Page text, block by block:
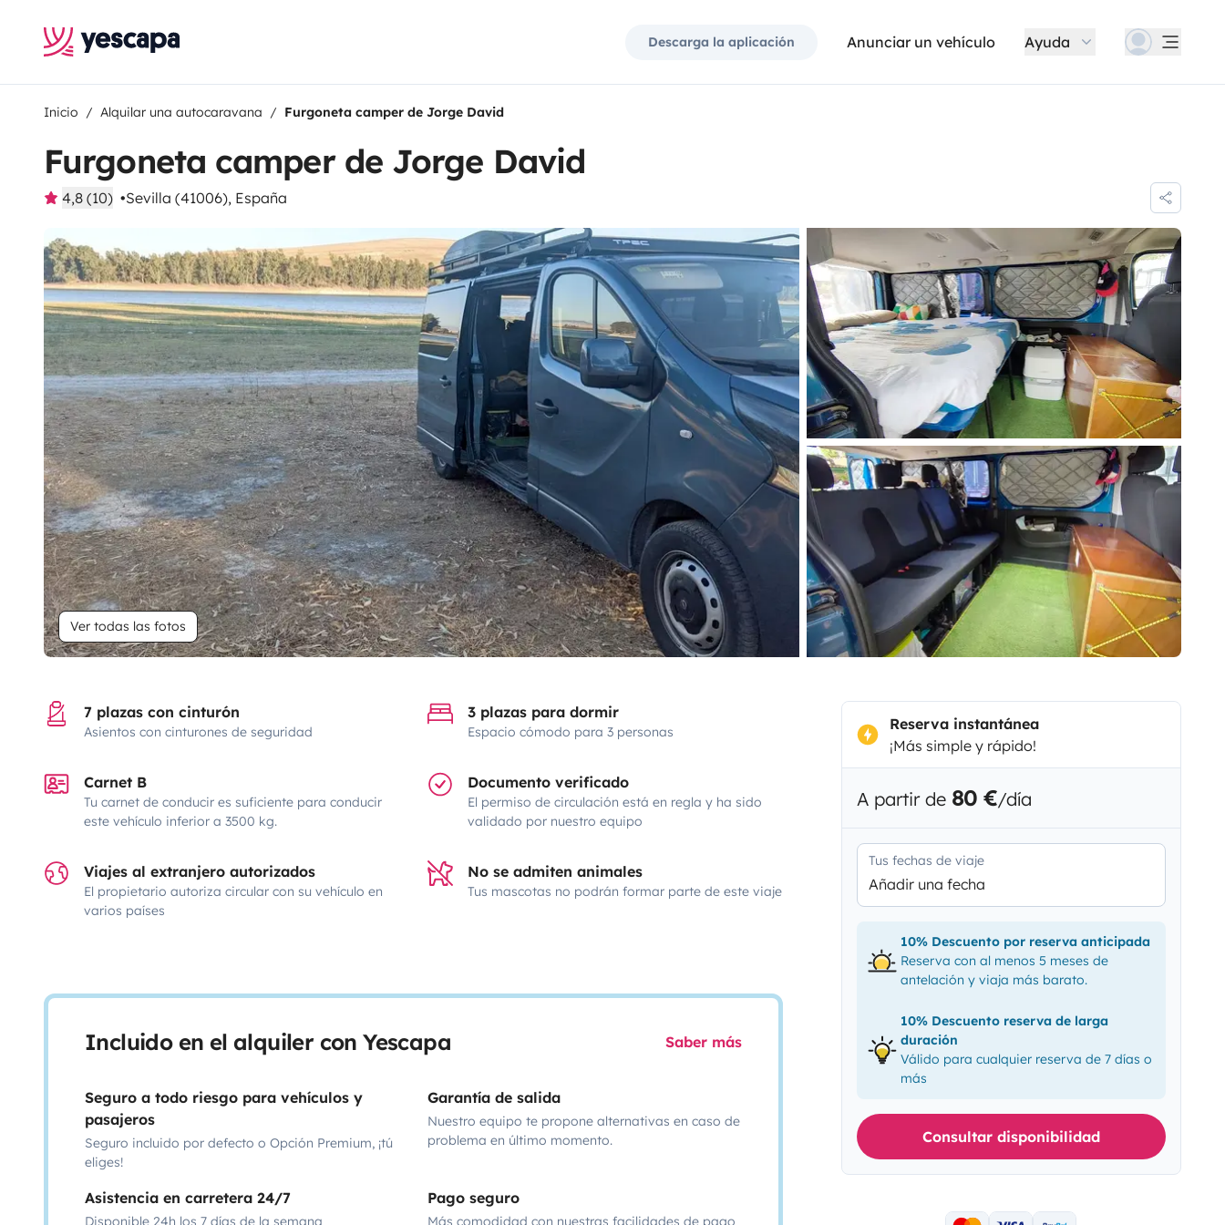
Descarga la aplicación Anunciar un vehículo Ayuda
Inicio Alquilar una autocaravana Furgoneta camper de Jorge David
Furgoneta camper de Jorge David
4,8 (10) Sevilla (41006), España
Ver todas las fotos
7 plazas con cinturón
Asientos con cinturones de seguridad
3 plazas para dormir
Espacio cómodo para 3 personas
Carnet B
Tu carnet de conducir es suficiente para conducir
este vehículo inferior a 3500 kg.
Documento verificado
El permiso de circulación está en regla y ha sido
validado por nuestro equipo
Viajes al extranjero autorizados
El propietario autoriza circular con su vehículo en
varios países
No se admiten animales
Tus mascotas no podrán formar parte de este viaje
Incluido en el alquiler con Yescapa Saber más
Seguro a todo riesgo para vehículos y
pasajeros
Seguro incluido por defecto o Opción Premium, ¡tú
eliges!
Garantía de salida
Nuestro equipo te propone alternativas en caso de
problema en último momento.
Asistencia en carretera 24/7
Disponible 24h los 7 días de la semana
Pago seguro
Más comodidad con nuestras facilidades de pago
Reserva instantánea
¡Más simple y rápido!
A partir de 80 €/día
Tus fechas de viaje
Añadir una fecha
10% Descuento por reserva anticipada
Reserva con al menos 5 meses de
antelación y viaja más barato.
10% Descuento reserva de larga
duración
Válido para cualquier reserva de 7 días o
más
Consultar disponibilidad